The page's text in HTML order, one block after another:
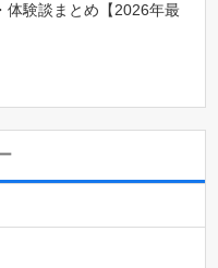
体験談まとめ【2026年最